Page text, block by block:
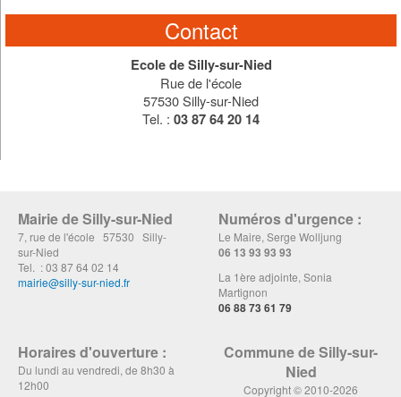
Contact
Ecole de Silly-sur-Nied
Rue de l'école
57530 Silly-sur-Nied
Tel. : 03 87 64 20 14
Mairie de Silly-sur-Nied
7, rue de l'école 57530 Silly-
sur-Nied
Tel. : 03 87 64 02 14
mairie@silly-sur-nied.fr
Numéros d'urgence :
Le Maire, Serge Wolljung
06 13 93 93 93
La 1ère adjointe, Sonia
Martignon
06 88 73 61 79
Horaires d'ouverture :
Du lundi au vendredi, de 8h30 à
12h00
Commune de Silly-sur-
Nied
Copyright © 2010-2026